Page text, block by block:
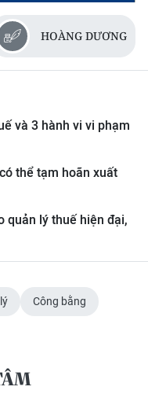
HOÀNG DƯƠNG
và 3 hành vi vi phạm
thể tạm hoãn xuất
quản lý thuế hiện đại,
Công bằng